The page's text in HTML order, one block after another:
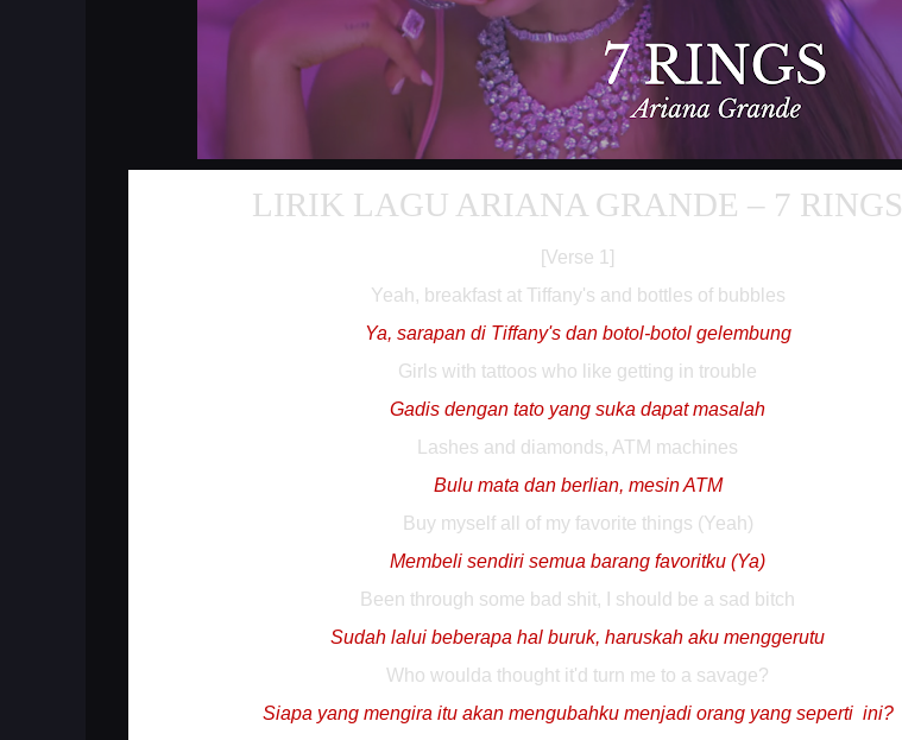
LIRIK LAGU ARIANA GRANDE – 7 RINGS
[Verse 1]
Yeah, breakfast at Tiffany's and bottles of bubbles
Ya, sarapan di Tiffany's dan botol-botol gelembung
Girls with tattoos who like getting in trouble
Gadis dengan tato yang suka dapat masalah
Lashes and diamonds, ATM machines
Bulu mata dan berlian, mesin ATM
Buy myself all of my favorite things (Yeah)
Membeli sendiri semua barang favoritku (Ya)
Been through some bad shit, I should be a sad bitch
Sudah lalui beberapa hal buruk, haruskah aku menggerutu
Who woulda thought it'd turn me to a savage?
Siapa yang mengira itu akan mengubahku menjadi orang yang seperti ini?